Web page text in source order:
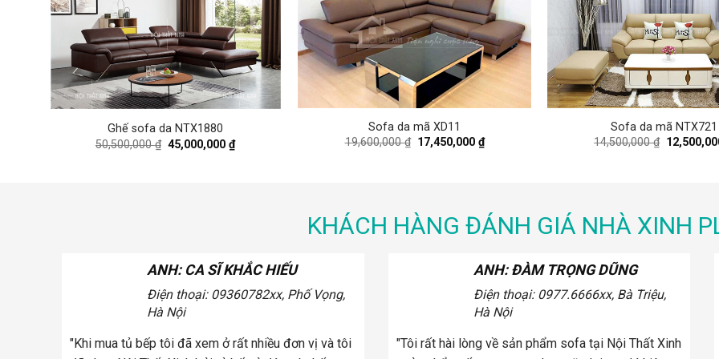
Ghế sofa da NTX1880
50,500,000₫ Original
price
45,000,000₫Current
price
Sofa da mã XD11
19,600,000₫ Original
price
17,450,000 ₫Current
price
Sofa da mã NTX721
14,500,000₫ Original
price
KHÁCH HÀNG ĐÁNH GIÁ NHÀ XINH
ANH: CA SĨ KHẮC HIẾU
Điện thoại: 0936.xxx078 2xx, Phố
Vọng, Hà Nội
"Khi mua ghế sofa tôi đã xem ở rất nhiều đơn vị và
ANH: CA SĨ KHẮC HIẾU
Điện thoại: 0936.xxx0782xx, Phố
Vọng, Hà Nội
"Khi mua ghế sofa tôi đã xem ở rất nhiều đơn vị và